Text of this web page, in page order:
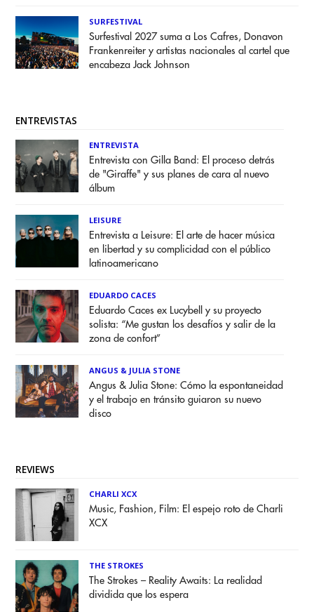
SURFESTIVAL
Surfestival 2027 suma a Los Cafres, Donavon
Frankenreiter y artistas nacionales al cartel que
encabeza Jack Johnson
ENTREVISTAS
ENTREVISTA
Entrevista con Gilla Band: El proceso detrás
de "Giraffe" y sus planes de cara al nuevo
álbum
LEISURE
Entrevista a Leisure: El arte de hacer música
en libertad y su complicidad con el público
latinoamericano
EDUARDO CACES
Eduardo Caces ex Lucybell y su proyecto
solista: “Me gustan los desafíos y salir de la
zona de confort”
ANGUS & JULIA STONE
Angus & Julia Stone: Cómo la espontaneidad
y el trabajo en tránsito guiaron su nuevo
disco
REVIEWS
CHARLI XCX
Music, Fashion, Film: El espejo roto de Charli
XCX
THE STROKES
The Strokes – Reality Awaits: La realidad
dividida que los espera